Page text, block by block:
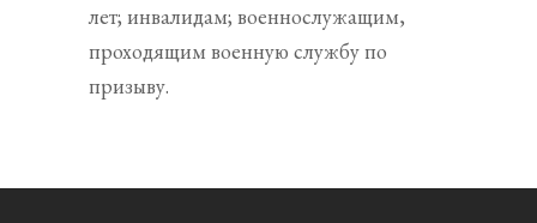
лет; инвалидам; военнослужащим,
проходящим военную службу по
призыву.